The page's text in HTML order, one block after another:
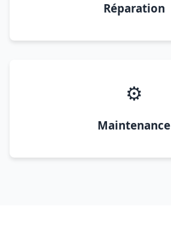
Réparation
⚙️
Maintenance